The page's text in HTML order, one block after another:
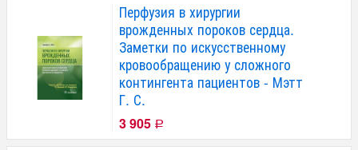
Перфузия в хирургии
врожденных пороков сердца.
Заметки по искусственному
кровообращению у сложного
контингента пациентов - Мэтт
Г. С.
3 905 Р